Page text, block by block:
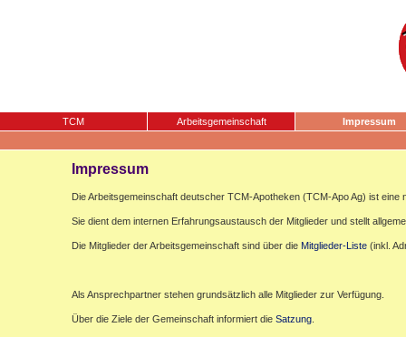
TCM Arbeitsgemeinschaft Impressum
Impressum
Die Arbeitsgemeinschaft deutscher TCM-Apotheken (TCM-Apo Ag) ist eine
Sie dient dem internen Erfahrungsaustausch der Mitglieder und stellt
Die Mitglieder der Arbeitsgemeinschaft sind über die Mitglieder-Liste (inkl.
Als Ansprechpartner stehen grundsätzlich alle Mitglieder zur Verfügung.
Über die Ziele der Gemeinschaft informiert die Satzung